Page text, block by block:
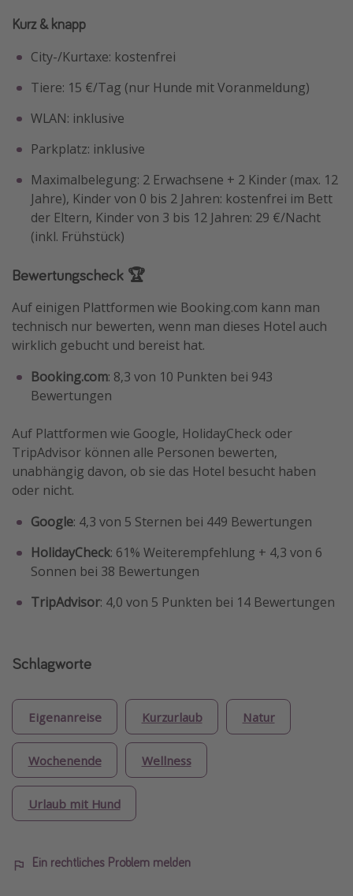
Kurz & knapp
City-/Kurtaxe: kostenfrei
Tiere: 15 €/Tag (nur Hunde mit Voranmeldung)
WLAN: inklusive
Parkplatz: inklusive
Maximalbelegung: 2 Erwachsene + 2 Kinder (max. 12
Jahre), Kinder von 0 bis 2 Jahren: kostenfrei im Bett
der Eltern, Kinder von 3 bis 12 Jahren: 29 €/Nacht
(inkl. Frühstück)
Bewertungscheck 🏆
Auf einigen Plattformen wie Booking.com kann man
technisch nur bewerten, wenn man dieses Hotel auch
wirklich gebucht und bereist hat.
Booking.com: 8,3 von 10 Punkten bei 943
Bewertungen
Auf Plattformen wie Google, HolidayCheck oder
TripAdvisor können alle Personen bewerten,
unabhängig davon, ob sie das Hotel besucht haben
oder nicht.
Google: 4,3 von 5 Sternen bei 449 Bewertungen
HolidayCheck: 61% Weiterempfehlung + 4,3 von 6
Sonnen bei 38 Bewertungen
TripAdvisor: 4,0 von 5 Punkten bei 14 Bewertungen
Schlagworte
Eigenanreise Kurzurlaub Natur
Wochenende Wellness
Urlaub mit Hund
Ein rechtliches Problem melden